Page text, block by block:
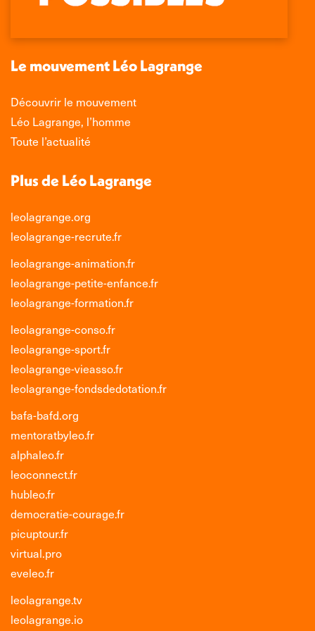
une
fenêtre
une
fenêtre
une
fenêtre
une
nouvelle
fenêtre
Le mouvement Léo Lagrange
Découvrir le mouvement
Léo Lagrange, l’homme
Toute l’actualité
Plus de Léo Lagrange
leolagrange.org
leolagrange-recrute.fr
leolagrange-animation.fr
leolagrange-petite-enfance.fr
leolagrange-formation.fr
leolagrange-conso.fr
leolagrange-sport.fr
leolagrange-vieasso.fr
leolagrange-fondsdedotation.fr
bafa-bafd.org
mentoratbyleo.fr
alphaleo.fr
leoconnect.fr
hubleo.fr
democratie-courage.fr
picuptour.fr
virtual.pro
eveleo.fr
leolagrange.tv
leolagrange.io